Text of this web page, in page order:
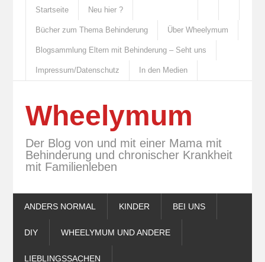
Startseite Neu hier ?
Bücher zum Thema Behinderung Über Wheelymum
Blogsammlung Eltern mit Behinderung – Seht uns
Impressum/Datenschutz In den Medien
Wheelymum
Der Blog von und mit einer Mama mit
Behinderung und chronischer Krankheit
mit Familienleben
ANDERS NORMAL KINDER BEI UNS
DIY WHEELYMUM UND ANDERE
LIEBLINGSSACHEN